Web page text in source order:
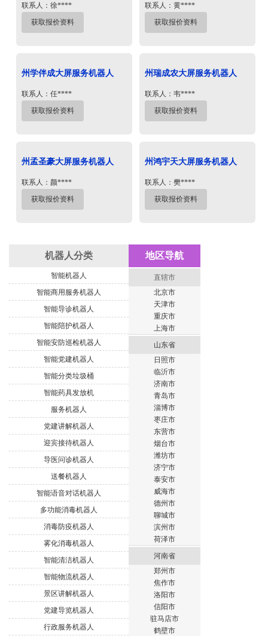
联系人：徐****
获取报价资料
联系人：黄****
获取报价资料
州学伴成大屏服务机器人
联系人：任****
获取报价资料
州瑞成农大屏服务机器人
联系人：韦****
获取报价资料
州孟圣豪大屏服务机器人
联系人：颜****
获取报价资料
州鸿宇天大屏服务机器人
联系人：樊****
获取报价资料
机器人分类
智能机器人
智能商用服务机器人
智能导诊机器人
智能陪护机器人
智能安防巡检机器人
智能党建机器人
智能分类垃圾桶
智能药具发放机
服务机器人
党建讲解机器人
迎宾接待机器人
导医问诊机器人
送餐机器人
智能语音对话机器人
多功能消毒机器人
消毒防疫机器人
雾化消毒机器人
智能清洁机器人
智能物流机器人
景区讲解机器人
党建导览机器人
行政服务机器人
地区导航
直辖市
北京市
天津市
重庆市
上海市
山东省
日照市
临沂市
济南市
青岛市
淄博市
枣庄市
东营市
烟台市
潍坊市
济宁市
泰安市
威海市
德州市
聊城市
滨州市
荷泽市
河南省
郑州市
焦作市
洛阳市
信阳市
驻马店市
鹤壁市